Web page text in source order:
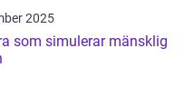
2025
som simulerar mänsklig